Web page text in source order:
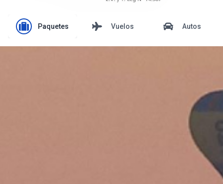
Paquetes Vuelos Autos